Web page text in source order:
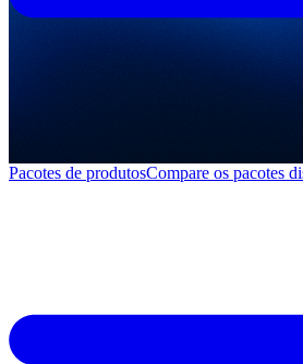
Pacotes de produtosCompare os pacotes